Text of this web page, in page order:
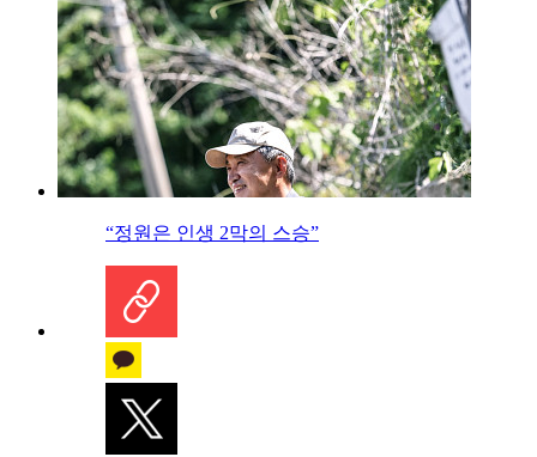
“정원은 인생 2막의 스승”